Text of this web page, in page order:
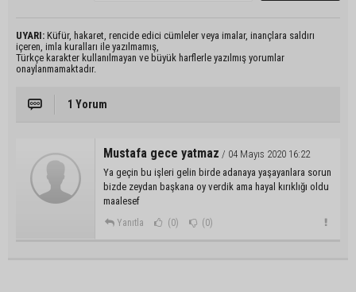
UYARI: Küfür, hakaret, rencide edici cümleler veya imalar, inançlara saldırı
içeren, imla kuralları ile yazılmamış,
Türkçe karakter kullanılmayan ve büyük harflerle yazılmış yorumlar
onaylanmamaktadır.
1 Yorum
Mustafa gece yatmaz / 04 Mayıs 2020 16:22
Ya geçin bu işleri gelin birde adanaya yaşayanlara sorun
bizde zeydan başkana oy verdik ama hayal kırıklığı oldu
maalesef
Yanıtla (0) (0)